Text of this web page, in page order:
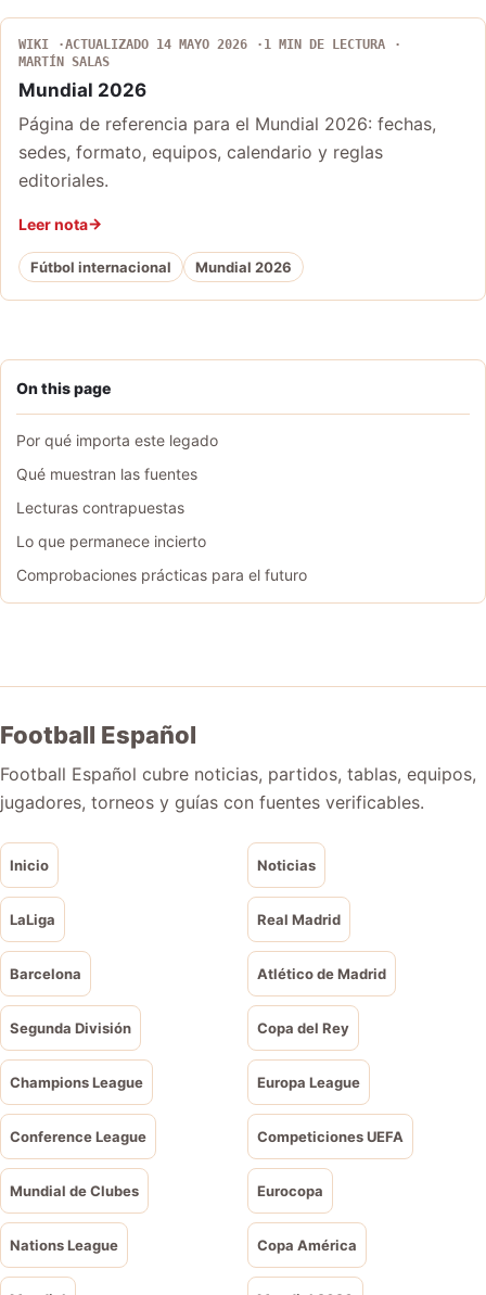
On this page
Por qué importa este legado
Qué muestran las fuentes
Lecturas contrapuestas
Lo que permanece incierto
Comprobaciones prácticas para el futuro
WIKI ACTUALIZADO 14 MAYO 2026
1 MIN DE LECTURA
MARTÍN SALAS
Mundial 2026
Página de referencia para el Mundial 2026: fechas,
sedes, formato, equipos, calendario y reglas
editoriales.
Leer nota
Fútbol internacional Mundial 2026
Football Español
Football Español cubre noticias, partidos, tablas, equipos,
jugadores, torneos y guías con fuentes verificables.
Inicio Noticias
LaLiga Real Madrid
Barcelona Atlético de Madrid
Segunda División Copa del Rey
Champions League Europa League
Conference League Competiciones UEFA
Mundial de Clubes Eurocopa
Nations League Copa América